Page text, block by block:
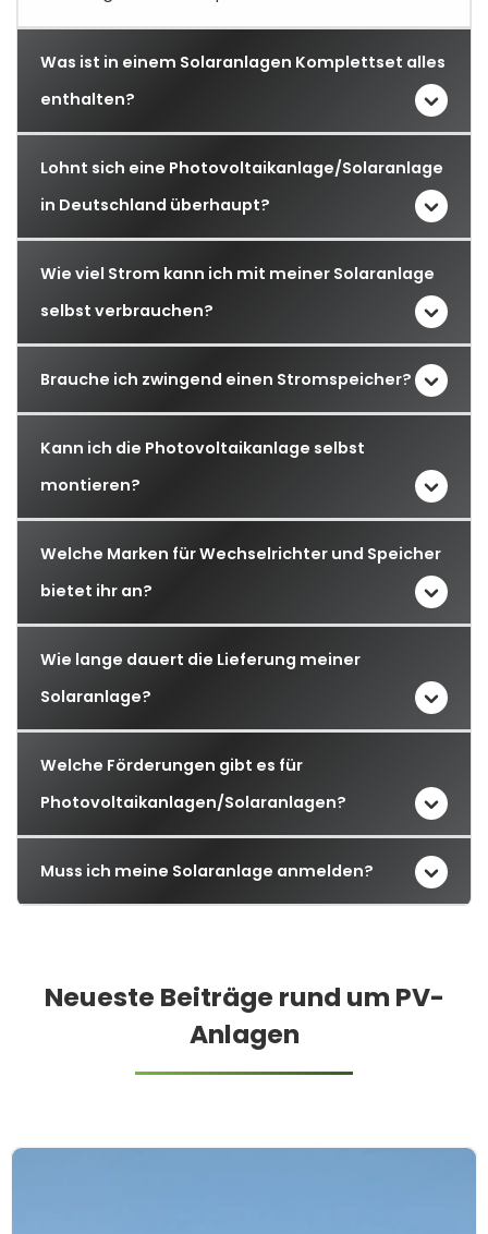
Was ist in einem Solaranlagen Komplettset alles
enthalten?
Lohnt sich eine Photovoltaikanlage/Solaranlage
in Deutschland überhaupt?
Wie viel Strom kann ich mit meiner Solaranlage
selbst verbrauchen?
Brauche ich zwingend einen Stromspeicher?
Kann ich die Photovoltaikanlage selbst
montieren?
Welche Marken für Wechselrichter und Speicher
bietet ihr an?
Wie lange dauert die Lieferung meiner
Solaranlage?
Welche Förderungen gibt es für
Photovoltaikanlagen/Solaranlagen?
Muss ich meine Solaranlage anmelden?
Neueste Beiträge rund um PV-
Anlagen